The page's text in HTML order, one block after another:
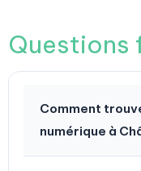
Questions
Comment
numérique à